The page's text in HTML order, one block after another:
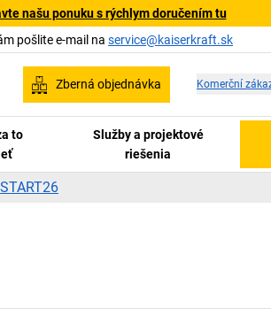
našu ponuku s rýchlym doručením tu
pošlite e-mail na service@kaiserkraft.sk
Zberná objednávka Komerční
to
Služby a projektové
riešenia
START26